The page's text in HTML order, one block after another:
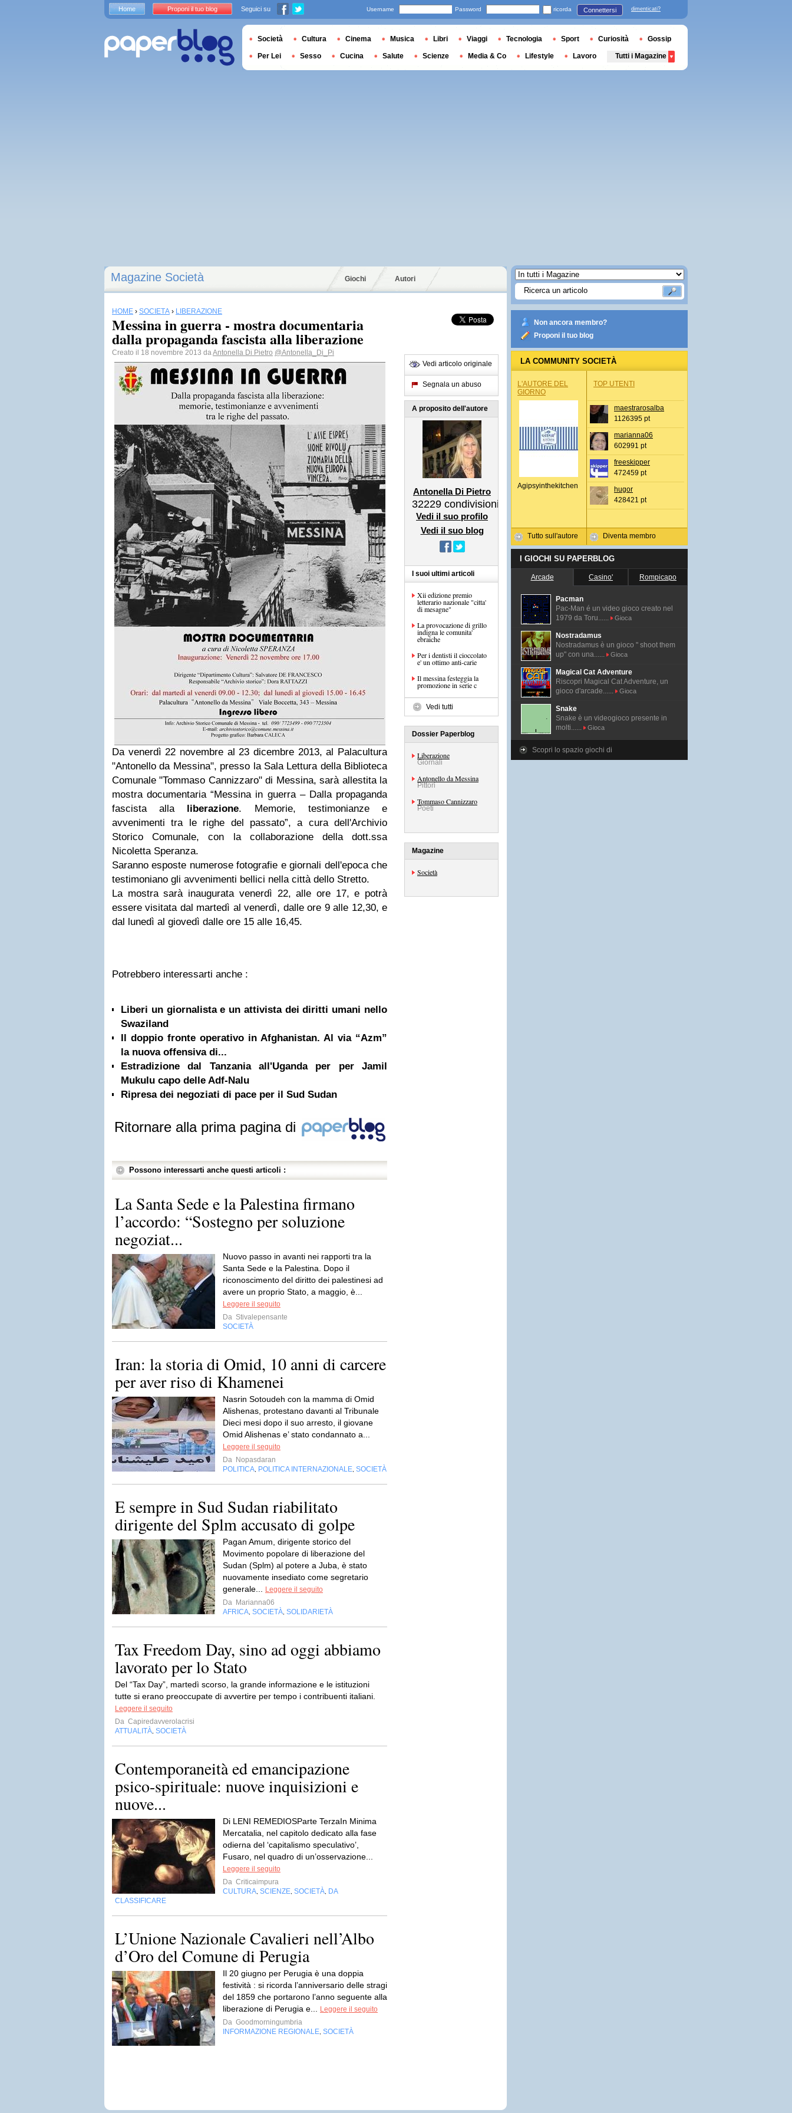
Magazine Società Giochi Autori
HOME › SOCIETÀ › LIBERAZIONE
Messina in guerra - mostra documentaria
dalla propaganda fascista alla liberazione
Creato il 18 novembre 2013 daAntonella Di Pietro @Antonella_Di_Pi
Da venerdì 22 novembre al 23 dicembre 2013, al Palacultura
"Antonello da Messina", presso la Sala Lettura della Biblioteca
Comunale "Tommaso Cannizzaro" di Messina, sarà allestita la
mostra documentaria “Messina in guerra – Dalla propaganda
fascista alla liberazione. Memorie, testimonianze e
avvenimenti tra le righe del passato”, a cura dell'Archivio
Storico Comunale, con la collaborazione della dott.ssa
Nicoletta Speranza.
Saranno esposte numerose fotografie e giornali dell'epoca che
testimoniano gli avvenimenti bellici nella città dello Stretto.
La mostra sarà inaugurata venerdì 22, alle ore 17, e potrà
essere visitata dal martedì al venerdì, dalle ore 9 alle 12,30, e
dal lunedì al giovedì dalle ore 15 alle 16,45.
Potrebbero interessarti anche :
Liberi un giornalista e un attivista dei diritti umani nello
Swaziland
Il doppio fronte operativo in Afghanistan. Al via “Azm”
la nuova offensiva di...
Estradizione dal Tanzania all'Uganda per per Jamil
Mukulu capo delle Adf-Nalu
Ripresa dei negoziati di pace per il Sud Sudan
Ritornare alla prima pagina di
Possono interessarti anche questi articoli :
La Santa Sede e la Palestina firmano
l’accordo: “Sostegno per soluzione
negoziat...
Nuovo passo in avanti nei rapporti tra la
Santa Sede e la Palestina. Dopo il
riconoscimento del diritto dei palestinesi ad
avere un proprio Stato, a maggio, è...
Leggere il seguito
Da Stivalepensante
SOCIETÀ
Iran: la storia di Omid, 10 anni di carcere
per aver riso di Khamenei
Nasrin Sotoudeh con la mamma di Omid
Alishenas, protestano davanti al Tribunale
Dieci mesi dopo il suo arresto, il giovane
Omid Alishenas e’ stato condannato a...
Leggere il seguito
Da Nopasdaran
POLITICA POLITICA INTERNAZIONALE SOCIETÀ
E sempre in Sud Sudan riabilitato
dirigente del Splm accusato di golpe
Pagan Amum, dirigente storico del
Movimento popolare di liberazione del
Sudan (Splm) al potere a Juba, è stato
nuovamente insediato come segretario
generale...
Leggere il seguito
Da Marianna06
AFRICA SOCIETÀ SOLIDARIETÀ
Tax Freedom Day, sino ad oggi abbiamo
lavorato per lo Stato
Del “Tax Day”, martedì scorso, la grande informazione e le istituzioni
tutte si erano preoccupate di avvertire per tempo i contribuenti italiani.
Leggere il seguito
Da Capiredavverolacrisi
ATTUALITÀ SOCIETÀ
Contemporaneità ed emancipazione
psico-spirituale: nuove inquisizioni e
nuove...
Di LENI REMEDIOSParte TerzaIn Minima
Mercatalia, nel capitolo dedicato alla fase
odierna del ‘capitalismo speculativo’,
Fusaro, nel quadro di un’osservazione...
Leggere il seguito
Da Criticaimpura
CULTURA SCIENZE SOCIETÀ DA
CLASSIFICARE
L’Unione Nazionale Cavalieri nell’Albo
d’Oro del Comune di Perugia
Il 20 giugno per Perugia è una doppia
festività : si ricorda l’anniversario delle stragi
del 1859 che portarono l’anno seguente alla
liberazione di Perugia e...
Leggere il seguito
Da Goodmorningumbria
INFORMAZIONE REGIONALE SOCIETÀ
Vedi articolo originale
Segnala un abuso
A proposito dell'autore
Antonella Di Pietro
32229 condivisioni
Vedi il suo profilo
Vedi il suo blog
I suoi ultimi articoli
Xii edizione premio
letterario nazionale "citta'
di mesagne"
La provocazione di grillo
indigna le comunita'
ebraiche
Per i dentisti il cioccolato
e' un ottimo anti-carie
Il messina festeggia la
promozione in serie c
Vedi tutti
Dossier Paperblog
Liberazione
Giornali
Antonello da Messina
Pittori
Tommaso Cannizzaro
Poeti
Magazine
Società
Non ancora membro?
Proponi il tuo blog
LA COMMUNITY SOCIETÀ
L'AUTORE DEL
GIORNO
Agipsyinthekitchen
Tutto sull'autore
TOP UTENTI
maestrarosalba
1126395 pt
marianna06
602991 pt
freeskipper
472459 pt
hugor
428421 pt
Diventa membro
I GIOCHI SU PAPERBLOG
Arcade Casino' Rompicapo
Pacman
Pac-Man é un video gioco creato nel
1979 da Toru......
Gioca
Nostradamus
Nostradamus è un gioco " shoot them
up" con una......
Gioca
Magical Cat Adventure
Riscopri Magical Cat Adventure, un
gioco d'arcade......
Gioca
Snake
Snake è un videogioco presente in
molti......
Gioca
Scopri lo spazio giochi di
Home Proponi il tuo blog Seguici su Username Password ricorda Connettersi dimenticati?
Società Cultura Cinema Musica Libri Viaggi Tecnologia Sport Curiosità Gossip
Per Lei Sesso Cucina Salute Scienze Media & Co Lifestyle Lavoro Tutti i Magazine